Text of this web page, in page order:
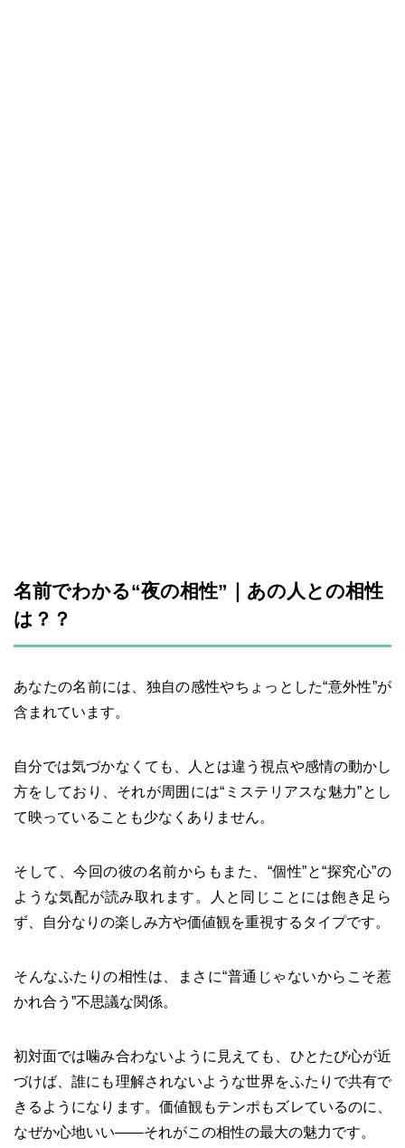
名前でわかる“夜の相性”｜あの人との相性
は？？
あなたの名前には、独自の感性やちょっとした“意外性”が
含まれています。
自分では気づかなくても、人とは違う視点や感情の動かし
方をしており、それが周囲には“ミステリアスな魅力”とし
て映っていることも少なくありません。
そして、今回の彼の名前からもまた、“個性”と“探究心”の
ような気配が読み取れます。人と同じことには飽き足ら
ず、自分なりの楽しみ方や価値観を重視するタイプです。
そんなふたりの相性は、まさに“普通じゃないからこそ惹
かれ合う”不思議な関係。
初対面では噛み合わないように見えても、ひとたび心が近
づけば、誰にも理解されないような世界をふたりで共有で
きるようになります。価値観もテンポもズレているのに、
なぜか心地いい——それがこの相性の最大の魅力です。